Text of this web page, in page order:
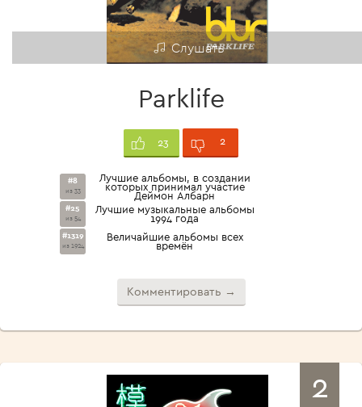
Слушать
Parklife
23 2
#8
из 33
Лучшие альбомы, в создании
которых принимал участие
Деймон Албарн
#25
из 54
Лучшие музыкальные альбомы
1994 года
#1319
из 1924
Величайшие альбомы всех
времён
Комментировать →
2